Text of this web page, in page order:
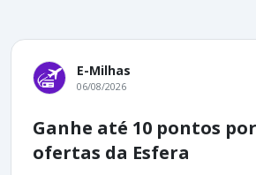
E-Milhas
06/08/2026
Ganhe até 10 pontos
ofertas da Esfera